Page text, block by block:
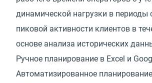
динамической нагрузки в периоды
пиковой активности клиентов в
основе анализа исторических
Ручное планирование в Excel и
Автоматизированное планирование